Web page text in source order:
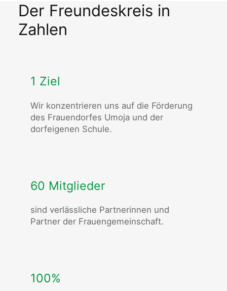
Der Freundeskreis in
Zahlen
1 Ziel
Wir konzentrieren uns auf die Förderung
des Frauendorfes Umoja und der
dorfeigenen Schule.
60 Mitglieder
sind verlässliche Partnerinnen und
Partner der Frauengemeinschaft.
100%